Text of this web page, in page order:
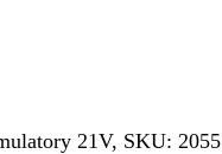
21V, SKU: 2055